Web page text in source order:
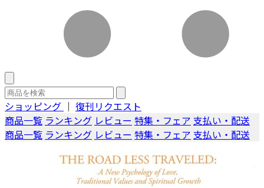
ショッピング ｜ 復刊リクエスト
商品一覧 ランキング レビュー 特集・フェア 支払い・配送
商品一覧 ランキング レビュー 特集・フェア 支払い・配送